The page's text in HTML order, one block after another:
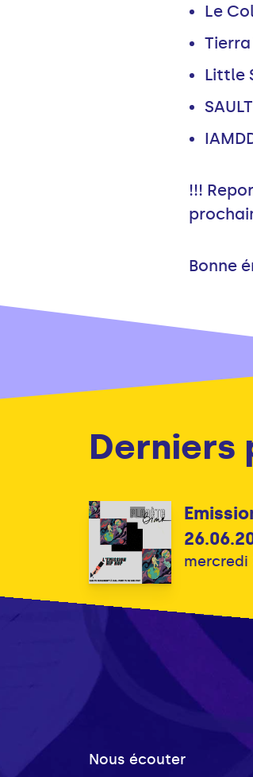
Le
Little
SAULT
!!!
Bonne
Derniers
mercredi
Nous écouter